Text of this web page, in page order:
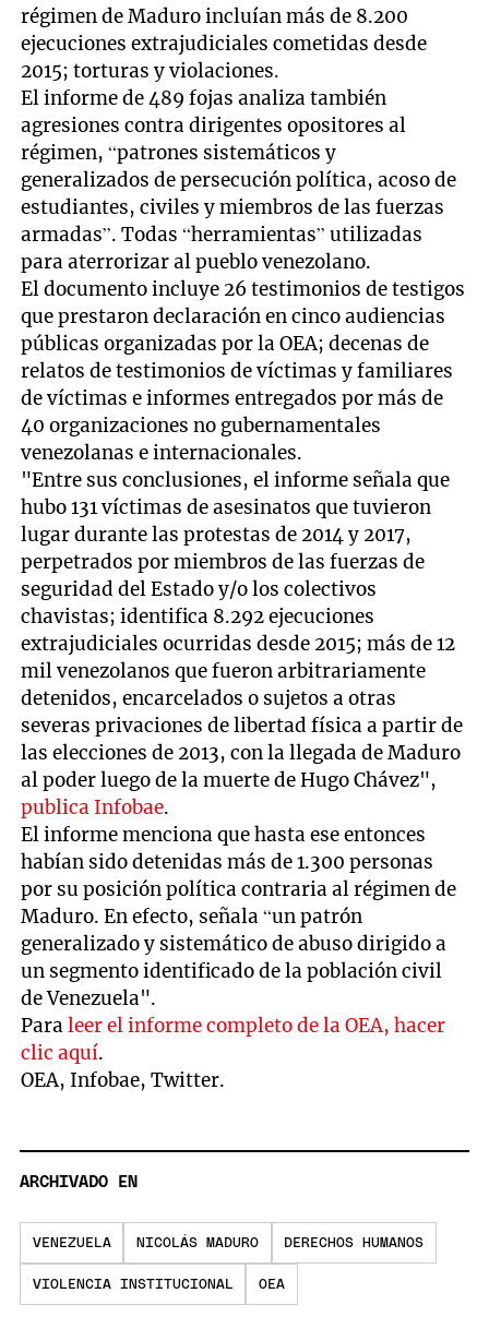
régimen de Maduro incluían más de 8.200
ejecuciones extrajudiciales cometidas desde
2015; torturas y violaciones.
El informe de 489 fojas analiza también
agresiones contra dirigentes opositores al
régimen, “patrones sistemáticos y
generalizados de persecución política, acoso de
estudiantes, civiles y miembros de las fuerzas
armadas”. Todas “herramientas” utilizadas
para aterrorizar al pueblo venezolano.
El documento incluye 26 testimonios de testigos
que prestaron declaración en cinco audiencias
públicas organizadas por la OEA; decenas de
relatos de testimonios de víctimas y familiares
de víctimas e informes entregados por más de
40 organizaciones no gubernamentales
venezolanas e internacionales.
"Entre sus conclusiones, el informe señala que
hubo 131 víctimas de asesinatos que tuvieron
lugar durante las protestas de 2014 y 2017,
perpetrados por miembros de las fuerzas de
seguridad del Estado y/o los colectivos
chavistas; identifica 8.292 ejecuciones
extrajudiciales ocurridas desde 2015; más de 12
mil venezolanos que fueron arbitrariamente
detenidos, encarcelados o sujetos a otras
severas privaciones de libertad física a partir de
las elecciones de 2013, con la llegada de Maduro
al poder luego de la muerte de Hugo Chávez",
publica Infobae.
El informe menciona que hasta ese entonces
habían sido detenidas más de 1.300 personas
por su posición política contraria al régimen de
Maduro. En efecto, señala “un patrón
generalizado y sistemático de abuso dirigido a
un segmento identificado de la población civil
de Venezuela".
Paraleer el informe completo de la OEA, hacer
clic aquí.
OEA, Infobae, Twitter.
ARCHIVADO EN
VENEZUELA NICOLÁS MADURO DERECHOS HUMANOS
VIOLENCIA INSTITUCIONAL OEA